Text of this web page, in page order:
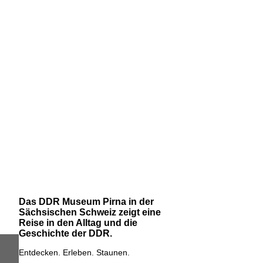
Das DDR Museum Pirna in der
Sächsischen Schweiz zeigt eine
Reise in den Alltag und die
Geschichte der DDR.
Entdecken. Erleben. Staunen.